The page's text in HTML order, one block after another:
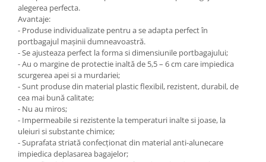
alegerea perfecta.
Avantaje:
- Produse individualizate pentru a se adapta perfect în
portbagajul maşinii dumneavoastră.
- Se ajusteaza perfect la forma si dimensiunile portbagajului;
- Au o margine de protectie inaltă de 5,5 – 6 cm care impiedica
scurgerea apei si a murdariei;
- Sunt produse din material plastic flexibil, rezistent, durabil, de
cea mai bună calitate;
- Nu au miros;
- Impermeabile si rezistente la temperaturi inalte si joase, la
uleiuri si substante chimice;
- Suprafata striată confecţionat din material anti-alunecare
impiedica deplasarea bagajelor;